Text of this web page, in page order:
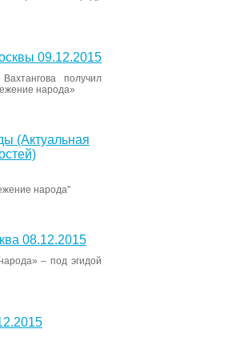
09.12.2015
получил
народа»
(Актуальная
народа"
08.12.2015
– под эгидой